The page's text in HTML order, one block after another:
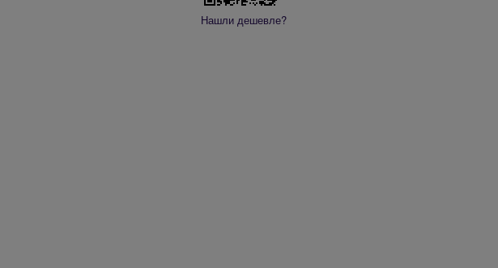
Нашли дешевле?